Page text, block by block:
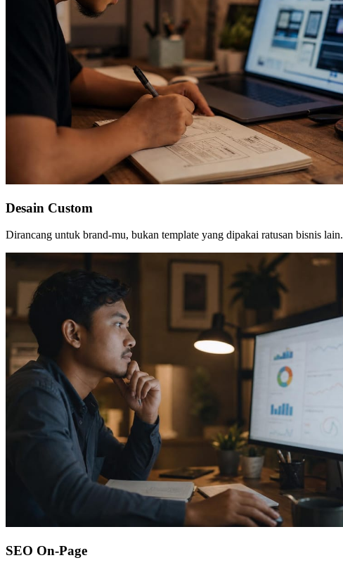
Desain Custom
Dirancang untuk brand-mu, bukan template yang dipakai ratusan bisnis lain.
SEO On-Page